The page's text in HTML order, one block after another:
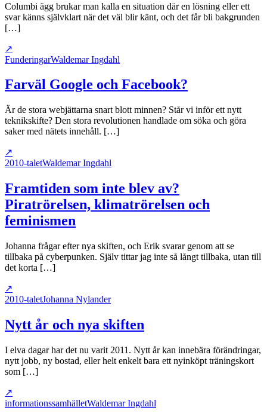
Columbi ägg brukar man kalla en situation där en lösning eller ett
svar känns självklart när det väl blir känt, och det får bli bakgrunden
[…]
↗
FunderingarWaldemar Ingdahl
Farväl Google och Facebook?
Är de stora webjättarna snart blott minnen? Står vi inför ett nytt
teknikskifte? Den stora revolutionen handlade om söka och göra
saker med nätets innehåll. […]
↗
2010-taletWaldemar Ingdahl
Framtiden som inte blev av?
Piratrörelsen, klimatrörelsen och
feminismen
Johanna frågar efter nya skiften, och Erik svarar genom att se
tillbaka på cyberpunken. Själv tittar jag inte så långt tillbaka, utan till
det korta […]
↗
2010-taletJohanna Nylander
Nytt år och nya skiften
I elva dagar har det nu varit 2011. Nytt år kan innebära förändringar,
nytt jobb, ny bostad, eller helt enkelt bara ett nyinköpt träningskort
som […]
↗
informationssamhälletWaldemar Ingdahl